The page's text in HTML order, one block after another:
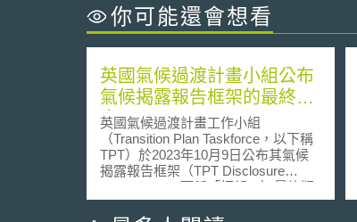
你可能還會想看
英國氣候過渡計畫小組公布
氣候揭露報告框架的最終版
本
英國氣候過渡計畫工作小組
（Transition Plan Taskforce，以下稱
TPT）於2023年10月9日公布其氣候
揭露報告框架（TPT Disclosure
Framework，下稱「框架」）最終版
本及使用指引。TPT是英國財政部在
2022年4月成立，負責建立氣候過渡